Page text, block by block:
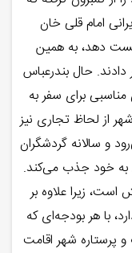
امام قلی خان
دهد، به همین
دادند. حال بندرعباس
برای سفر به
از لحاظ تجاری نیز
و سالانه گردشگران
به خود جذب می‌کند.
زیرا علاوه بر
با هر بودجه‌ای که
پرستاره شهر اقامت